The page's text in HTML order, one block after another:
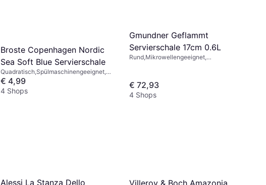
Broste Copenhagen Nordic
Sea Soft Blue Servierschale
Quadratisch,Spülmaschinengeeignet,
Mikrowellengeeignet, Steinzeug, Blau
€ 4,99
4 Shops
Gmundner Geflammt
Servierschale 17cm 0.6L
Rund,Mikrowellengeeignet,
Mehrfarbig
€ 72,93
4 Shops
Alessi La Stanza Dello Villeroy & Boch Amazonia